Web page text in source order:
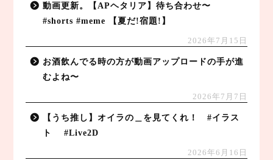
動画更新。【APヘタリア】待ち合わせ〜
#shorts #meme 【夏だ!宿題!】
2026年7月15日
お酒飲んでる時の方が動画アップロードの手が進
むよね〜
2026年7月7日
【うち推し】オイラの＿を見てくれ！ #イラス
ト #Live2D
2026年6月16日